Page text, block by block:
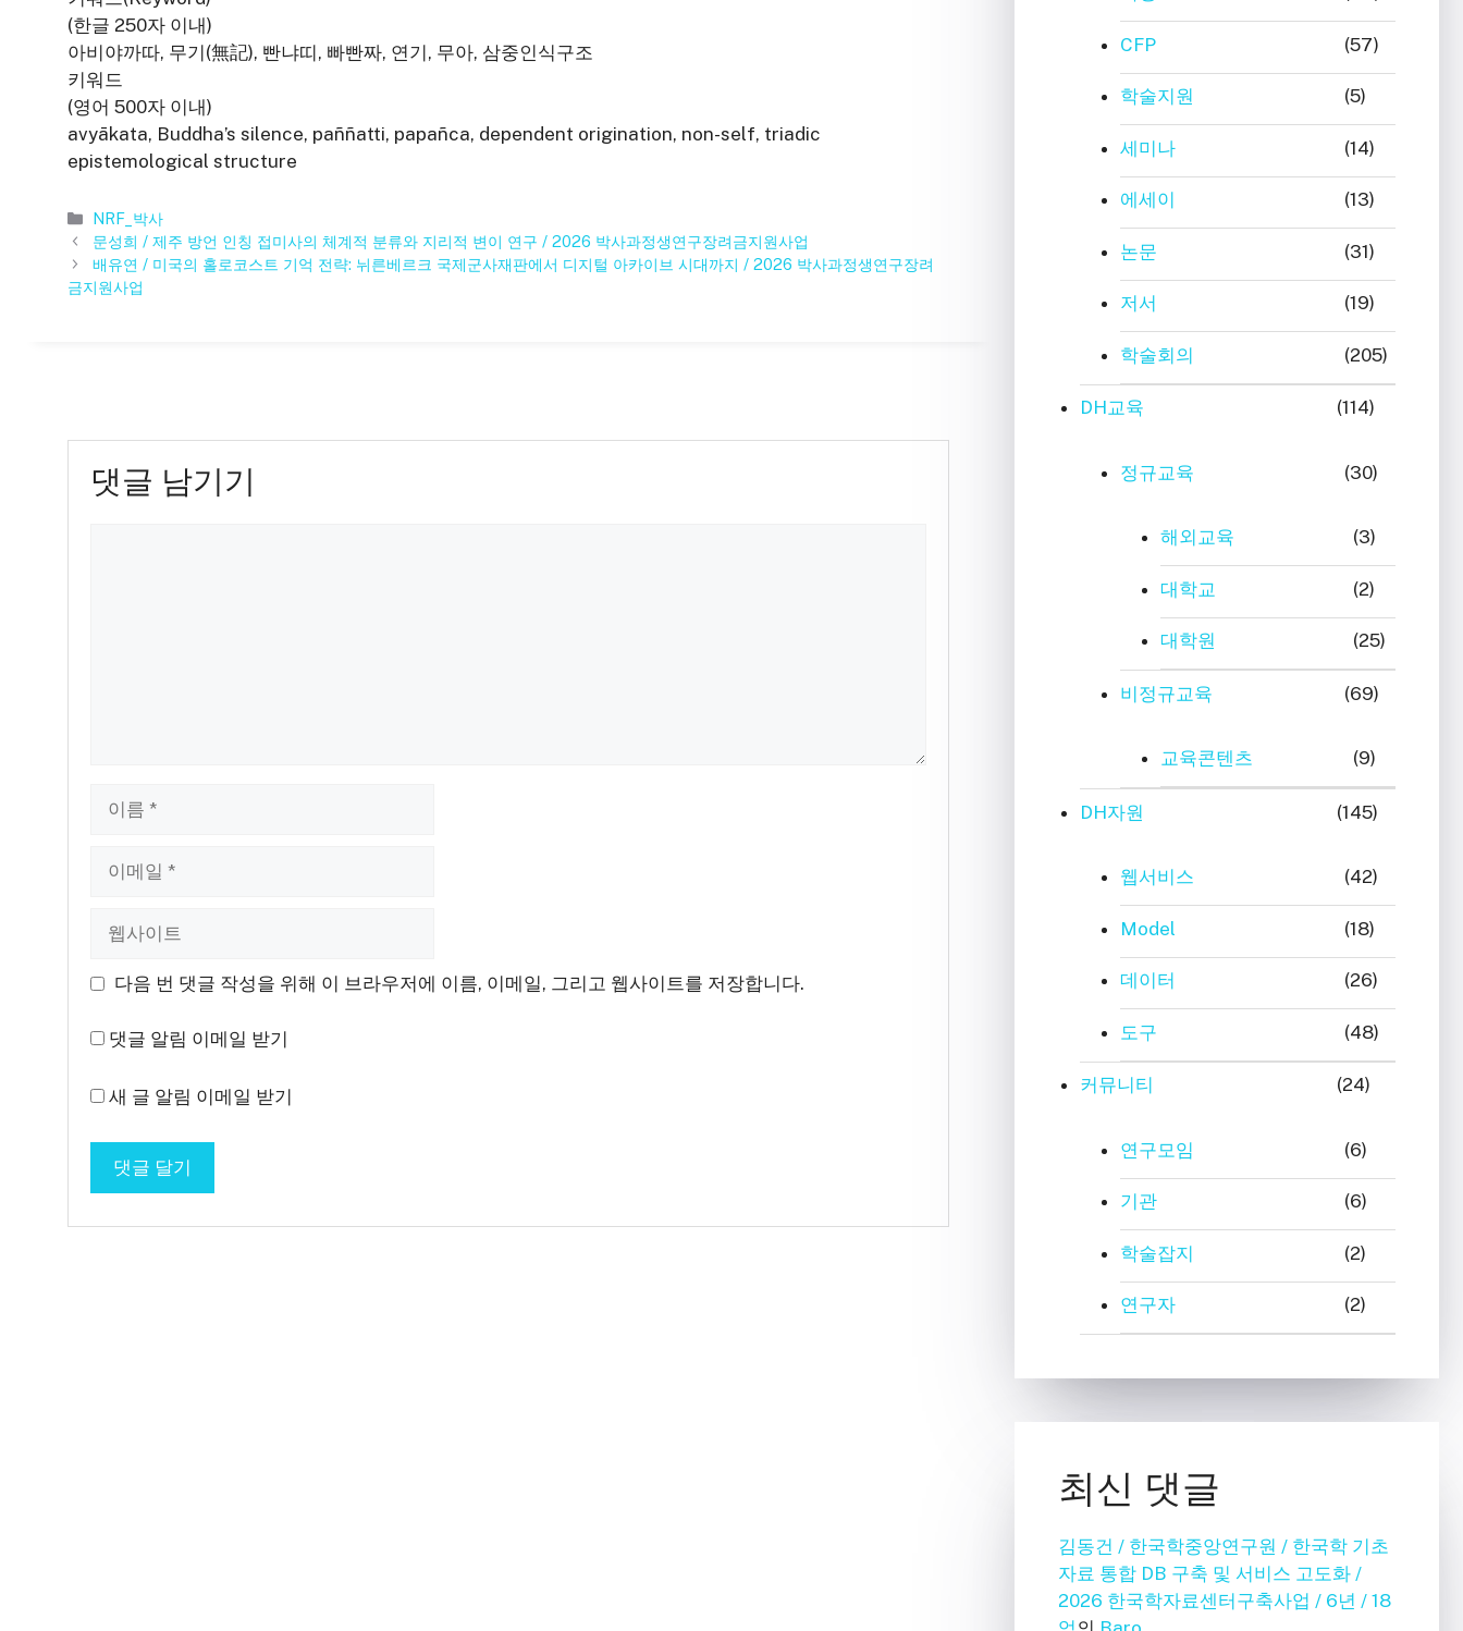
(한글 250자 이내)
아비야까따, 무기(無記), 빤냐띠, 빠빤짜, 연기, 무아, 삼중인식구조
키워드
(영어 500자 이내)
avyākata, Buddha’s silence, paññatti, papañca, dependent origination, non-self, triadic
epistemological structure
카
테
고
리
NRF_박사
문성희 / 제주 방언 인칭 접미사의 체계적 분류와 지리적 변이 연구 / 2026 박사과정생연구장려금지원사업
배유연 / 미국의 홀로코스트 기억 전략: 뉘른베르크 국제군사재판에서 디지털 아카이브 시대까지 / 2026 박사과정생연구장려
금지원사업
댓글 남기기
이 다음 번 댓글 작성을 위해 이 브라우저에 이름, 이메일, 그리고 웹사이트를 저장합니다.
댓글 알림 이메일 받기
새 글 알림 이메일 받기
CFP (57)
학술지원 (5)
세미나 (14)
에세이 (13)
논문 (31)
저서 (19)
학술회의 (205)
DH교육 (114)
정규교육 (30)
해외교육 (3)
대학교 (2)
대학원 (25)
비정규교육 (69)
교육콘텐츠 (9)
DH자원 (145)
웹서비스 (42)
Model (18)
데이터 (26)
도구 (48)
커뮤니티 (24)
연구모임 (6)
기관 (6)
학술잡지 (2)
연구자 (2)
최신 댓글
김동건 / 한국학중앙연구원 / 한국학 기초
자료 통합 DB 구축 및 서비스 고도화 /
2026 한국학자료센터구축사업 / 6년 / 18